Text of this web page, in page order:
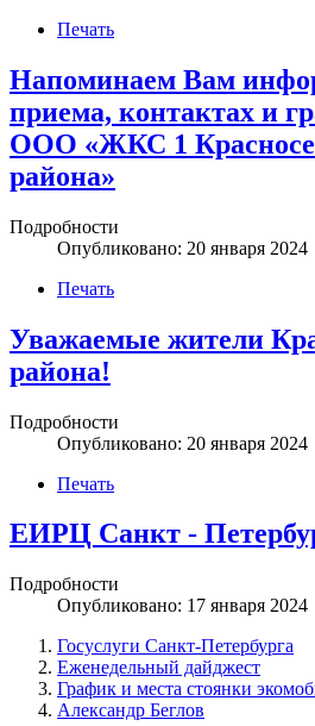
Печать
Напоминаем Вам
приема, контактах и
ООО «ЖКС 1
района»
Подробности
Опубликовано: 20 января 2024
Печать
Уважаемые жители
района!
Подробности
Опубликовано: 20 января 2024
Печать
ЕИРЦ Санкт -
Подробности
Опубликовано: 17 января 2024
Госуслуги Санкт-Петербурга
Еженедельный дайджест
График и места стоянки
Александр Беглов